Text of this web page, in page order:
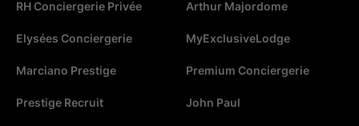
RH Conciergerie Privée Arthur Majordome
Elysées Conciergerie MyExclusiveLodge
Marciano Prestige Premium Conciergerie
Prestige Recruit John Paul